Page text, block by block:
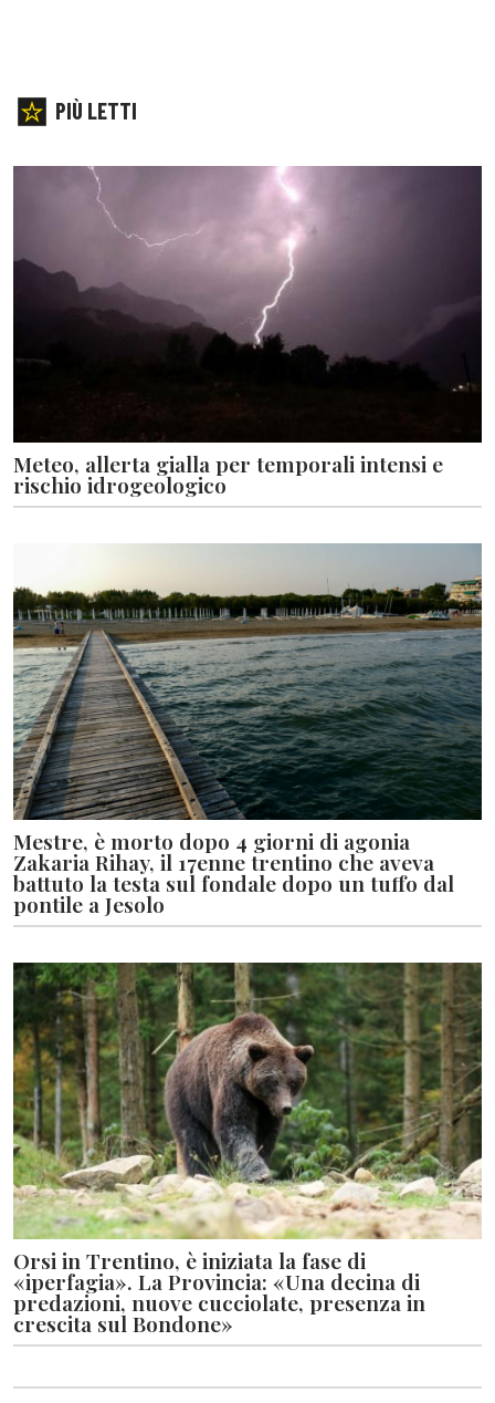
PIÙ LETTI
Meteo, allerta gialla per temporali intensi e
rischio idrogeologico
Mestre, è morto dopo 4 giorni di agonia
Zakaria Rihay, il 17enne trentino che aveva
battuto la testa sul fondale dopo un tuffo dal
pontile a Jesolo
Orsi in Trentino, è iniziata la fase di
«iperfagia». La Provincia: «Una decina di
predazioni, nuove cucciolate, presenza in
crescita sul Bondone»